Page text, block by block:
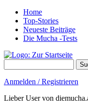
Home
Top-Stories
Neueste Beiträge
Die Mucha -Tests
Anmelden / Registrieren
Lieber User von